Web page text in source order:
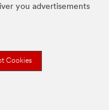
you advertisements
Cookies